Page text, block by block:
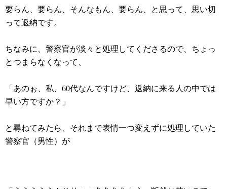
要らん、要らん、そんなもん、要らん、と思って、思い切
って返納です。
ちなみに、警察官が淡々と処理してくださるので、ちょっ
とつまらなくなって、
「あのぉ、私、60代なんですけど、返納に来る人の中では
早い方ですか？」
と尋ねてみたら、それまで表情一つ変えずに処理していた
警察官（男性）が